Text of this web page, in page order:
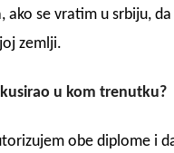
ako se vratim u srbiju,
zemlji.
u kom trenutku?
obe diplome i